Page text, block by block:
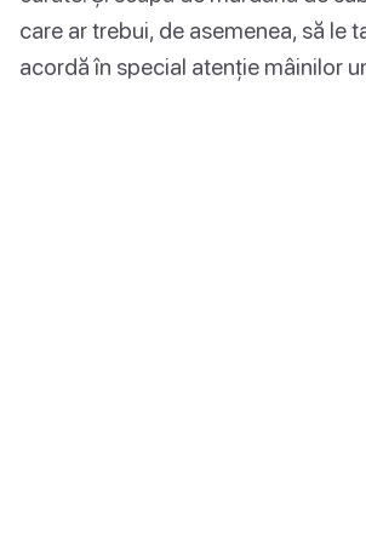
care ar trebui, de asemenea, să le
acordă în special atenție mâinilor